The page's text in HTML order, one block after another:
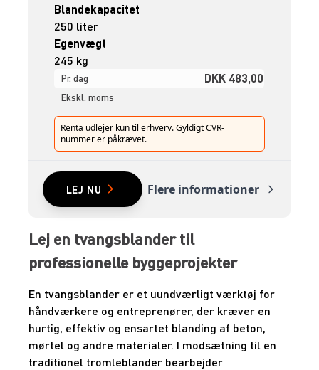
Blandekapacitet
250 liter
Egenvægt
245 kg
Pr. dag DKK 483,00
Ekskl. moms
Renta udlejer kun til erhverv. Gyldigt CVR-
nummer er påkrævet.
LEJ NU Flere informationer
Lej en tvangsblander til
professionelle byggeprojekter
En tvangsblander er et uundværligt værktøj for
håndværkere og entreprenører, der kræver en
hurtig, effektiv og ensartet blanding af beton,
mørtel og andre materialer. I modsætning til en
traditionel tromleblander bearbejder